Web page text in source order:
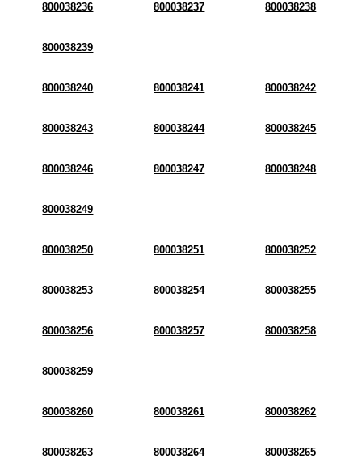
800038236 800038237 800038238
800038239
800038240 800038241 800038242
800038243 800038244 800038245
800038246 800038247 800038248
800038249
800038250 800038251 800038252
800038253 800038254 800038255
800038256 800038257 800038258
800038259
800038260 800038261 800038262
800038263 800038264 800038265